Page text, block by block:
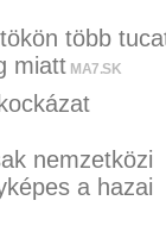
több
miatt MA7.SK
nemzetközi
a hazai